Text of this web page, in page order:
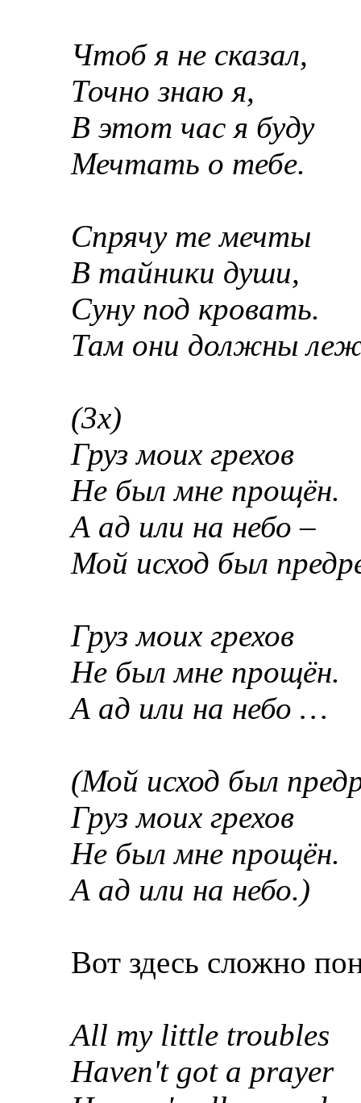
Чтоб я не сказал,
Точно знаю я,
В этот час я буду
Мечтать о тебе.
Спрячу те мечты
В тайники души,
Суну под кровать.
Там они должны
(3х)
Груз моих грехов
Не был мне прощён.
А ад или на небо –
Мой исход был
Груз моих грехов
Не был мне прощён.
А ад или на небо …
(Мой исход был
Груз моих грехов
Не был мне прощён.
А ад или на небо.)
Вот здесь сложно
All my little troubles
Haven't got a prayer